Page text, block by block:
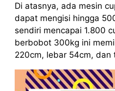
Di atasnya, ada mesin
dapat mengisi hingga
sendiri mencapai 1.800
berbobot 300kg ini
220cm, lebar 54cm, dan